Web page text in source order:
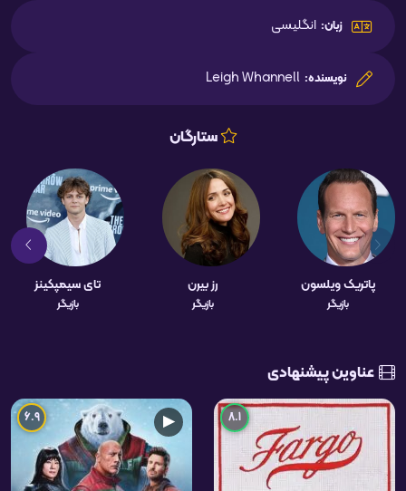
زبان: انگلیسی
نویسنده: Leigh Whannell
ستارگان
پاتریک ویلسون
بازیگر
رز بیرن
بازیگر
تای سیمپکینز
بازیگر
عناوین پیشنهادی
8.1
▶
6.9